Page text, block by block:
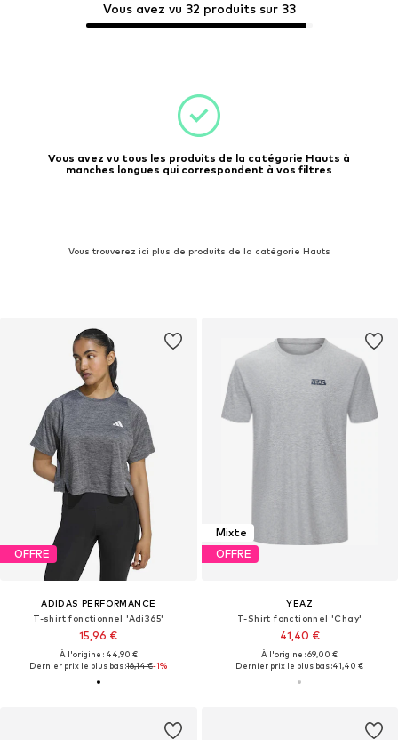
Vous avez vu 32 produits sur 33
Vous avez vu tous les produits de la catégorie Hauts à
manches longues qui correspondent à vos filtres
Vous trouverez ici plus de produits de la catégorie Hauts
OFFRE
ADIDAS PERFORMANCE
T-shirt fonctionnel 'Adi365'
15,96 €
À l'origine : 44,90 €
Dernier prix le plus bas :16,14 €-1%
Mixte
OFFRE
YEAZ
T-Shirt fonctionnel 'Chay'
41,40 €
À l'origine : 69,00 €
Dernier prix le plus bas :41,40 €